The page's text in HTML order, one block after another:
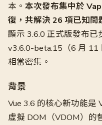
本。 本次發布集中於
復，共解決 26 項已知問
顯示 3.6.0 正式版發布
v3.6.0-beta.15（6 月
相當密集。
背景
Vue 3.6 的核心新功能
虛擬 DOM（VDOM）的